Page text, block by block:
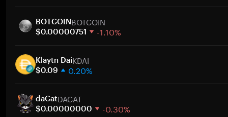
30 Tage
Marktkapitalisierung
BOTCOINBOTCOIN
$0.00000751 -1.10%
30 Tage
Marktkapitalisierung
Klaytn DaiKDAI
$0.09 0.20%
30 Tage
Marktkapitalisierung
daCatDACAT
$0.00000000 -0.30%